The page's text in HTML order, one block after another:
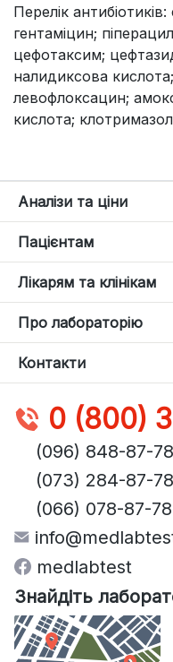
Перелік
гентаміцин;
цефотаксим;
налидиксова
левофлоксацин;
кислота;
Аналізи та ціни
Пацієнтам
Лікарям та клінікам
Про лабораторію
Контакти
0 (800)
(096) 848-87-78
(073) 284-87-78
(066) 078-87-78
medlabtest
Знайдіть